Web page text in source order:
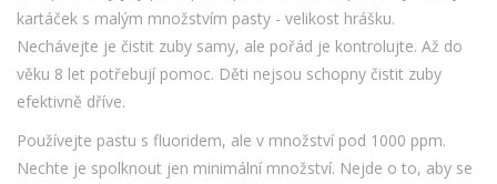
kartáček s malým množstvím pasty - velikost hrášku.
Nechávejte je čistit zuby samy, ale pořád je kontrolujte. Až do
věku 8 let potřebují pomoc. Děti nejsou schopny čistit zuby
efektivně dříve.
Používejte pastu s fluoridem, ale v množství pod 1000 ppm.
Nechte je spolknout jen minimální množství. Nejde o to, aby se